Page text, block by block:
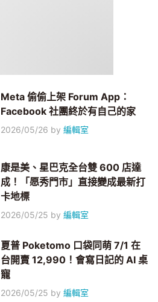
Meta 偷偷上架 Forum App：
Facebook 社團終於有自己的家
2026/05/26 by編輯室
康是美、星巴克全台雙 600 店達
成！「愿秀門市」直接變成最新打
卡地標
2026/05/25 by編輯室
夏普 Poketomo 口袋同萌 7/1 在
台開賣 12,990！會寫日記的 AI 桌
寵
2026/05/25 by編輯室